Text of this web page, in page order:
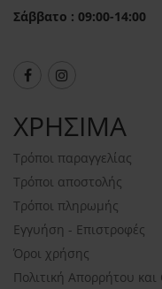
Σάββατο : 09:00-14:00
ΧΡΗΣΙΜΑ
Τρόποι παραγγελίας
Τρόποι αποστολής
Τρόποι πληρωμής
Εγγυήση - Επιστροφές
Όροι χρήσης
Πολιτική Απορρήτου και